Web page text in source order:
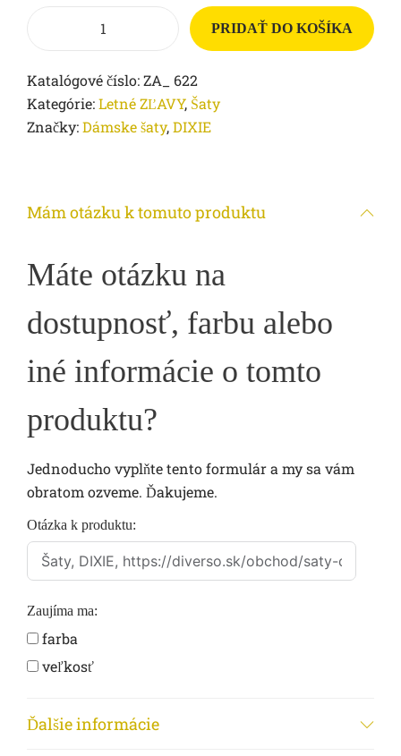
PRIDAŤ DO KOŠÍKA
Katalógové číslo:ZA_ 622
Kategórie:Letné ZĽAVY, Šaty
Značky:Dámske šaty,DIXIE
Mám otázku k tomuto produktu
Máte otázku na
dostupnosť, farbu alebo
iné informácie o tomto
produktu?
Jednoducho vyplňte tento formulár a my sa vám
obratom ozveme. Ďakujeme.
Otázka k produktu:
Zaujíma ma:
farba
veľkosť
iné...
Ďalšie informácie